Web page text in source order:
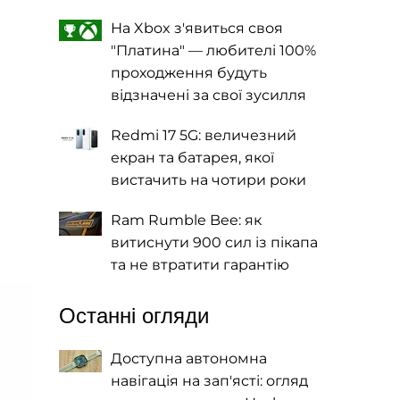
На Xbox з'явиться своя
"Платина" — любителі 100%
проходження будуть
відзначені за свої зусилля
Redmi 17 5G: величезний
екран та батарея, якої
вистачить на чотири роки
Ram Rumble Bee: як
витиснути 900 сил із пікапа
та не втратити гарантію
Останні огляди
Доступна автономна
навігація на зап'ясті: огляд